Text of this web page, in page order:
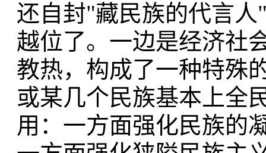
还自封"藏民族的代言
越位了。一边是经济社
教热，构成了一种特殊
或某几个民族基本上全
用：一方面强化民族的